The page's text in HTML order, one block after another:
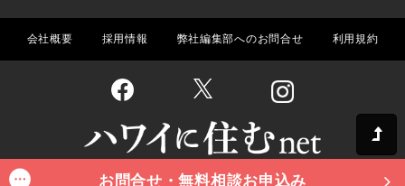
お問合せ・無料相談お申込み
会社概要 採用情報 弊社編集部へのお問合せ 利用規約
Copyright(C) ハワイに住むnet All Rights Reserved.